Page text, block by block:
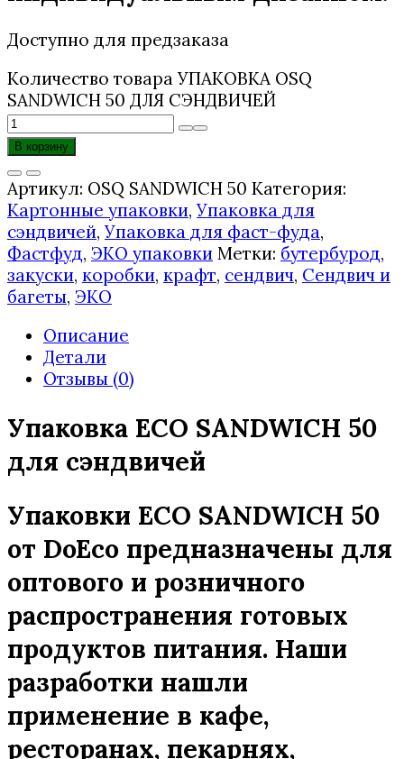
Доступно для предзаказа
Количество товара УПАКОВКА OSQ
SANDWICH 50 ДЛЯ СЭНДВИЧЕЙ
В корзину
Артикул: OSQ SANDWICH 50 Категория:
Картонные упаковки, Упаковка для
сэндвичей, Упаковка для фаст-фуда,
Фастфуд, ЭКО упаковки Метки: бутербурод,
закуски, коробки, крафт, сендвич, Сендвич и
багеты, ЭКО
Описание
Детали
Отзывы (0)
Упаковка ECO SANDWICH 50
для сэндвичей
Упаковки ECO SANDWICH 50
от DoEco предназначены для
оптового и розничного
распространения готовых
продуктов питания. Наши
разработки нашли
применение в кафе,
ресторанах, пекарнях,